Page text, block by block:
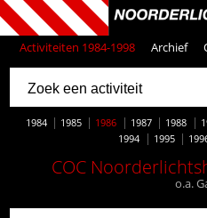
Activiteiten 1984-1998 Archief
1984 1985 1986 1987 1988
1994
1995
COC
o.a.